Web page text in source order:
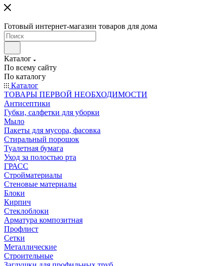
Готовый интернет-магазин товаров для дома
Каталог
По всему сайту
По каталогу
Каталог
ТОВАРЫ ПЕРВОЙ НЕОБХОДИМОСТИ
Антисептики
Губки, салфетки для уборки
Мыло
Пакеты для мусора, фасовка
Стиральный порошок
Туалетная бумага
Уход за полостью рта
ГРАСС
Стройматериалы
Стеновые материалы
Блоки
Кирпич
Стеклоблоки
Арматура композитная
Профлист
Сетки
Металлические
Строительные